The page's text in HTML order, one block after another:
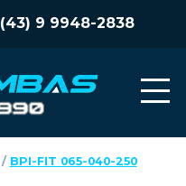
(43) 9 9948-2838
‎ / ‎ BPI-FIT 065-040-250